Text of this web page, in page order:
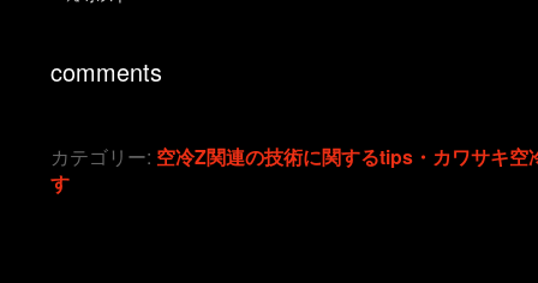
comments
カテゴリー: 空冷Z関連の技術に関するtips・カワサキ空
す